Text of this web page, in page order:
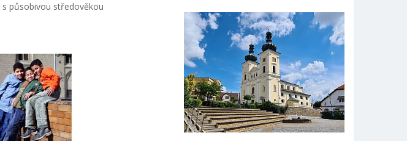
s působivou středověkou